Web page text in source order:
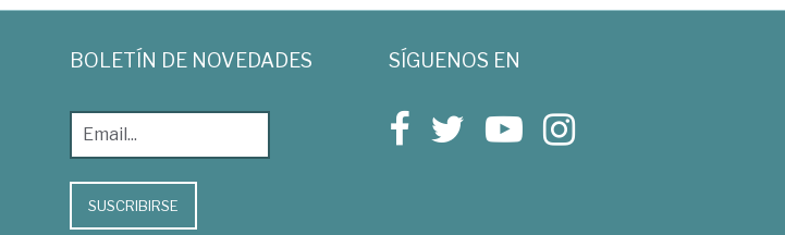
BOLETÍN DE NOVEDADES
SUSCRIBIRSE
SÍGUENOS EN